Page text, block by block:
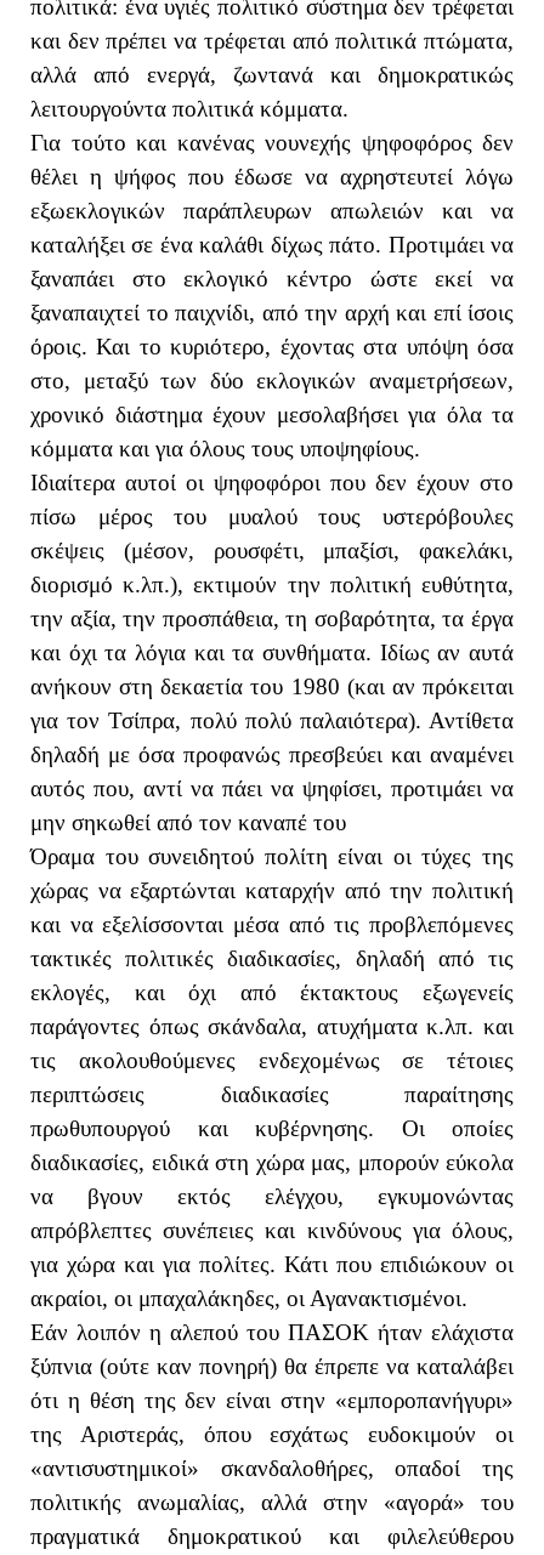
πολιτικά: ένα υγιές πολιτικό σύστημα δεν τρέφεται
και δεν πρέπει να τρέφεται από πολιτικά πτώματα,
αλλά από ενεργά, ζωντανά και δημοκρατικώς
λειτουργούντα πολιτικά κόμματα.
Για τούτο και κανένας νουνεχής ψηφοφόρος δεν
θέλει η ψήφος που έδωσε να αχρηστευτεί λόγω
εξωεκλογικών παράπλευρων απωλειών και να
καταλήξει σε ένα καλάθι δίχως πάτο. Προτιμάει να
ξαναπάει στο εκλογικό κέντρο ώστε εκεί να
ξαναπαιχτεί το παιχνίδι, από την αρχή και επί ίσοις
όροις. Και το κυριότερο, έχοντας στα υπόψη όσα
στο, μεταξύ των δύο εκλογικών αναμετρήσεων,
χρονικό διάστημα έχουν μεσολαβήσει για όλα τα
κόμματα και για όλους τους υποψηφίους.
Ιδιαίτερα αυτοί οι ψηφοφόροι που δεν έχουν στο
πίσω μέρος του μυαλού τους υστερόβουλες
σκέψεις (μέσον, ρουσφέτι, μπαξίσι, φακελάκι,
διορισμό κ.λπ.), εκτιμούν την πολιτική ευθύτητα,
την αξία, την προσπάθεια, τη σοβαρότητα, τα έργα
και όχι τα λόγια και τα συνθήματα. Ιδίως αν αυτά
ανήκουν στη δεκαετία του 1980 (και αν πρόκειται
για τον Τσίπρα, πολύ πολύ παλαιότερα). Αντίθετα
δηλαδή με όσα προφανώς πρεσβεύει και αναμένει
αυτός που, αντί να πάει να ψηφίσει, προτιμάει να
μην σηκωθεί από τον καναπέ του
Όραμα του συνειδητού πολίτη είναι οι τύχες της
χώρας να εξαρτώνται καταρχήν από την πολιτική
και να εξελίσσονται μέσα από τις προβλεπόμενες
τακτικές πολιτικές διαδικασίες, δηλαδή από τις
εκλογές, και όχι από έκτακτους εξωγενείς
παράγοντες όπως σκάνδαλα, ατυχήματα κ.λπ. και
τις ακολουθούμενες ενδεχομένως σε τέτοιες
περιπτώσεις διαδικασίες παραίτησης
πρωθυπουργού και κυβέρνησης. Οι οποίες
διαδικασίες, ειδικά στη χώρα μας, μπορούν εύκολα
να βγουν εκτός ελέγχου, εγκυμονώντας
απρόβλεπτες συνέπειες και κινδύνους για όλους,
για χώρα και για πολίτες. Κάτι που επιδιώκουν οι
ακραίοι, οι μπαχαλάκηδες, οι Αγανακτισμένοι.
Εάν λοιπόν η αλεπού του ΠΑΣΟΚ ήταν ελάχιστα
ξύπνια (ούτε καν πονηρή) θα έπρεπε να καταλάβει
ότι η θέση της δεν είναι στην «εμποροπανήγυρι»
της Αριστεράς, όπου εσχάτως ευδοκιμούν οι
«αντισυστημικοί» σκανδαλοθήρες, οπαδοί της
πολιτικής ανωμαλίας, αλλά στην «αγορά» του
πραγματικά δημοκρατικού και φιλελεύθερου